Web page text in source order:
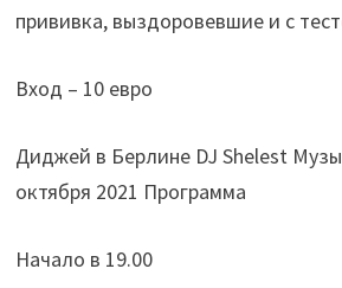
прививка, выздоровевшие и с
Вход – 10 евро
Диджей в Берлине DJ Shelest
октября 2021 Программа
Начало в 19.00